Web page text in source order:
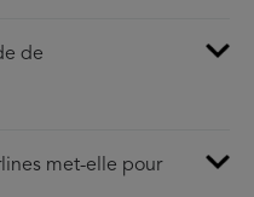
de
met-elle pour